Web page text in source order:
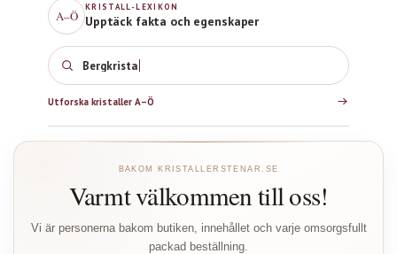
A–Ö
KRISTALL-LEXIKON
Upptäck fakta och egenskaper
Rosenkv
Utforska kristaller A–Ö
BAKOM KRISTALLERSTENAR.SE
Varmt välkommen till oss!
Vi är personerna bakom butiken, innehållet och varje omsorgsfullt
packad beställning.